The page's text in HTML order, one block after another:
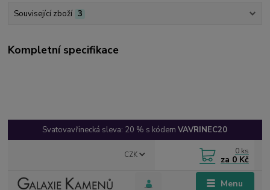
Související zboží 3
Kompletní specifikace
Svatovavřinecká sleva: 20 % s kódemVAVRINEC20
Menu
CZK 0 ks
za 0 Kč